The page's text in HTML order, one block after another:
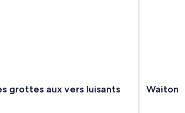
grottes aux vers luisants